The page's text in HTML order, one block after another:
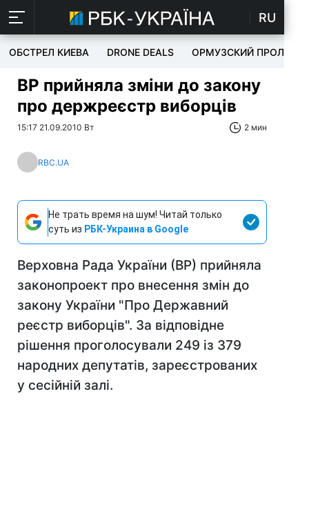
RU
ОБСТРЕЛ КИЕВА DRONE DEALS ОРМУЗСКИЙ ПРОЛИВ
ВР прийняла зміни до закону
про держреєстр виборців
15:17 21.09.2010 Вт 2 мин
RBC.UA
Не трать время на шум! Читай только
суть из РБК-Украина в Google
Верховна Рада України (ВР) прийняла
законопроект про внесення змін до
закону України "Про Державний
реєстр виборців". За відповідне
рішення проголосували 249 із 379
народних депутатів, зареєстрованих
у сесійній залі.